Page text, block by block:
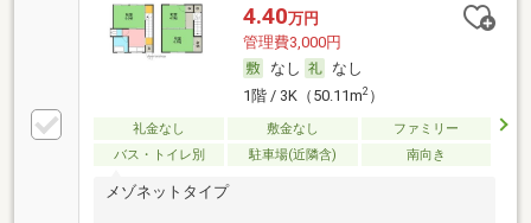
4.40万円
管理費3,000円
なし
なし
1階 / 3K（50.11m2）
礼金なし 敷金なし
ファミリー
バス・トイレ別
駐車場(近隣含) 南向き
メゾネットタイプ